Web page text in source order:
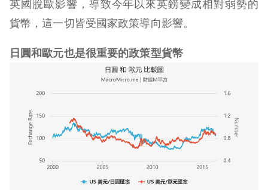
英國脫歐影響，導致今年以來英鎊變成相對弱勢的
貨幣，這一切皆受國家政策導向影響。
日圓和歐元也是很重要的政策型貨幣